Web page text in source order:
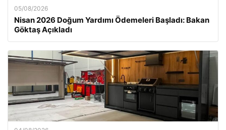
05/08/2026
Nisan 2026 Doğum Yardımı Ödemeleri Başladı: Bakan
Göktaş Açıkladı